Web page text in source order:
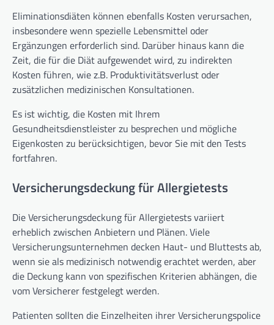
Eliminationsdiäten können ebenfalls Kosten verursachen,
insbesondere wenn spezielle Lebensmittel oder
Ergänzungen erforderlich sind. Darüber hinaus kann die
Zeit, die für die Diät aufgewendet wird, zu indirekten
Kosten führen, wie z.B. Produktivitätsverlust oder
zusätzlichen medizinischen Konsultationen.
Es ist wichtig, die Kosten mit Ihrem
Gesundheitsdienstleister zu besprechen und mögliche
Eigenkosten zu berücksichtigen, bevor Sie mit den Tests
fortfahren.
Versicherungsdeckung für Allergietests
Die Versicherungsdeckung für Allergietests variiert
erheblich zwischen Anbietern und Plänen. Viele
Versicherungsunternehmen decken Haut- und Bluttests ab,
wenn sie als medizinisch notwendig erachtet werden, aber
die Deckung kann von spezifischen Kriterien abhängen, die
vom Versicherer festgelegt werden.
Patienten sollten die Einzelheiten ihrer Versicherungspolice